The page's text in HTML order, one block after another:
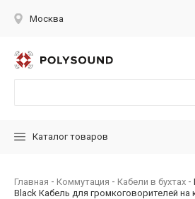
Москва
Каталог товаров
Главная Коммутация Кабели в бухтах
Black Кабель для громкоговорителей на